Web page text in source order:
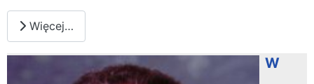
Więcej…
W